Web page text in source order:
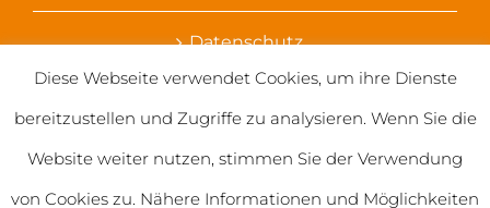
Datenschutz
Diese Webseite verwendet Cookies, um ihre Dienste
bereitzustellen und Zugriffe zu analysieren. Wenn Sie die
Website weiter nutzen, stimmen Sie der Verwendung
von Cookies zu. Nähere Informationen und Möglichkeiten